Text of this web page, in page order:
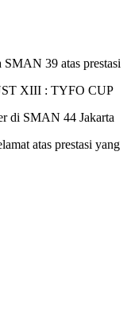
SMAN 39 atas prestasi
XIII : TYFO CUP
di SMAN 44 Jakarta
atas prestasi yang